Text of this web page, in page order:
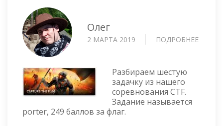
Олег
2 МАРТА 2019 ПОДРОБНЕЕ
Разбираем шестую
задачку из нашего
соревнования CTF.
Задание называется
porter, 249 баллов за флаг.